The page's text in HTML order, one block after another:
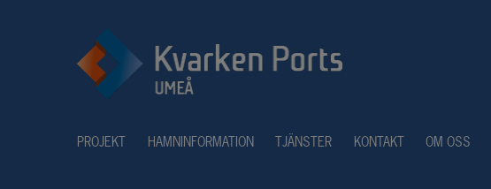
PROJEKT HAMNINFORMATION TJÄNSTER KONTAKT OM OSS